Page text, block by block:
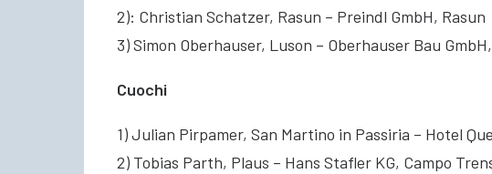
2): Christian Schatzer, Rasun – Preindl GmbH, Rasun
3) Simon Oberhauser, Luson – Oberhauser Bau
Cuochi
1) Julian Pirpamer, San Martino in Passiria – Hotel
2) Tobias Parth, Plaus – Hans Stafler KG, Campo